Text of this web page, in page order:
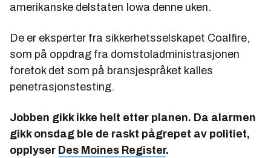
amerikanske delstaten Iowa denne uken.
De er eksperter fra sikkerhetsselskapet Coalfire,
som på oppdrag fra domstoladministrasjonen
foretok det som på bransjespråket kalles
penetrasjonstesting.
Jobben gikk ikke helt etter planen. Da alarmen
gikk onsdag ble de raskt pågrepet av politiet,
opplyser Des Moines Register.